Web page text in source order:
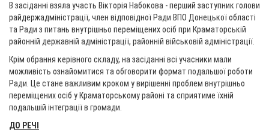
В засіданні взяла участь Вікторія Набокова - перший заступник голови
райдержадміністрації, член відповідної Ради ВПО Донецької області
та Ради з питань внутрішньо переміщених осіб при Краматорській
районній державній адміністрації, районній військовій адміністрації.
Крім обрання керівного складу, на засіданні всі учасники мали
можливість ознайомитися та обговорити формат подальшої роботи
Ради. Це стане важливим кроком у вирішенні проблем внутрішньо
переміщених осіб у Краматорському районі та сприятиме їхній
подальшій інтеграції в громади.
ДО РЕЧІ